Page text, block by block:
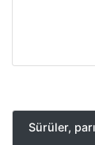
Sürüler,